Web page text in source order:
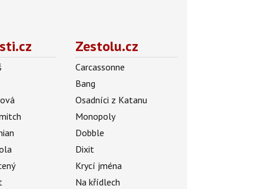
Zestolu.cz
Carcassonne
Bang
Osadníci z Katanu
Monopoly
Dobble
Dixit
Krycí jména
Na křídlech